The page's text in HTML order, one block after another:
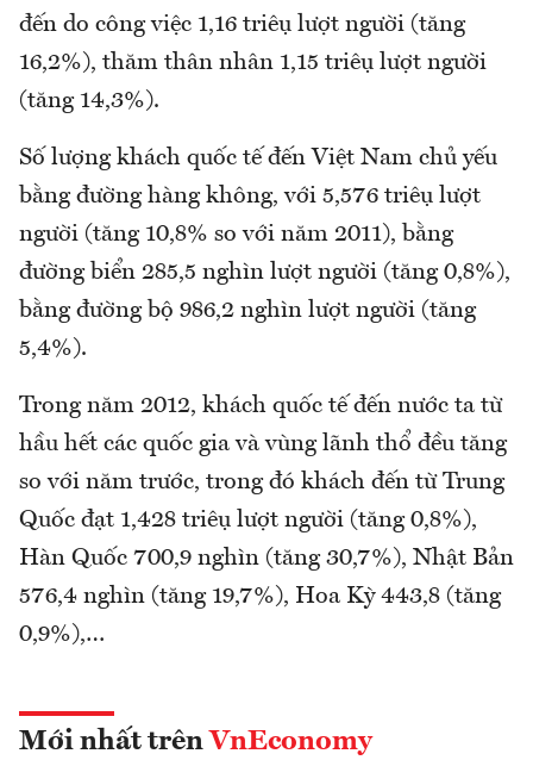
đến do công việc 1,16 triệu lượt người (tăng
16,2%), thăm thân nhân 1,15 triệu lượt người
(tăng 14,3%).
Số lượng khách quốc tế đến Việt Nam chủ yếu
bằng đường hàng không, với 5,576 triệu lượt
người (tăng 10,8% so với năm 2011), bằng
đường biển 285,5 nghìn lượt người (tăng 0,8%),
bằng đường bộ 986,2 nghìn lượt người (tăng
5,4%).
Trong năm 2012, khách quốc tế đến nước ta từ
hầu hết các quốc gia và vùng lãnh thổ đều tăng
so với năm trước, trong đó khách đến từ Trung
Quốc đạt 1,428 triệu lượt người (tăng 0,8%),
Hàn Quốc 700,9 nghìn (tăng 30,7%), Nhật Bản
576,4 nghìn (tăng 19,7%), Hoa Kỳ 443,8 (tăng
0,9%),…
Mới nhất trên VnEconomy